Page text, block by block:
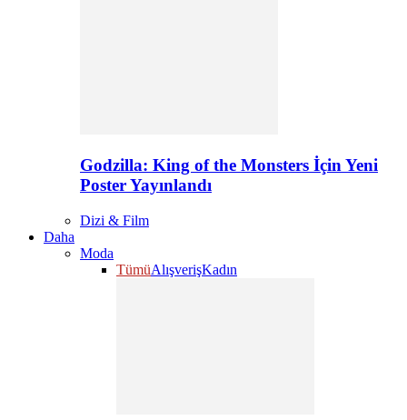
Godzilla: King of the Monsters İçin Yeni
Poster Yayınlandı
Dizi & Film
Daha
Moda
TümüAlışverişKadın